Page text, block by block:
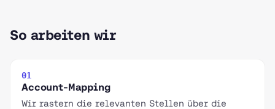
So arbeiten wir
01
Account-Mapping
Wir rastern die relevanten Stellen über die